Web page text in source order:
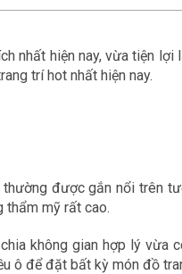
nhất hiện nay, vừa tiện
trí hot nhất hiện nay.
được gắn nổi trên
thẩm mỹ rất cao.
không gian hợp lý
ô để đặt bất kỳ món đồ